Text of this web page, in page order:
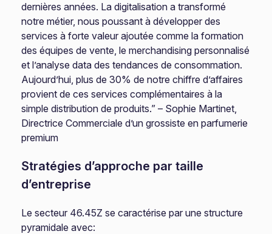
dernières années. La digitalisation a transformé
notre métier, nous poussant à développer des
services à forte valeur ajoutée comme la formation
des équipes de vente, le merchandising personnalisé
et l’analyse data des tendances de consommation.
Aujourd’hui, plus de 30% de notre chiffre d’affaires
provient de ces services complémentaires à la
simple distribution de produits.” – Sophie Martinet,
Directrice Commerciale d’un grossiste en parfumerie
premium
Stratégies d’approche par taille
d’entreprise
Le secteur 46.45Z se caractérise par une structure
pyramidale avec: